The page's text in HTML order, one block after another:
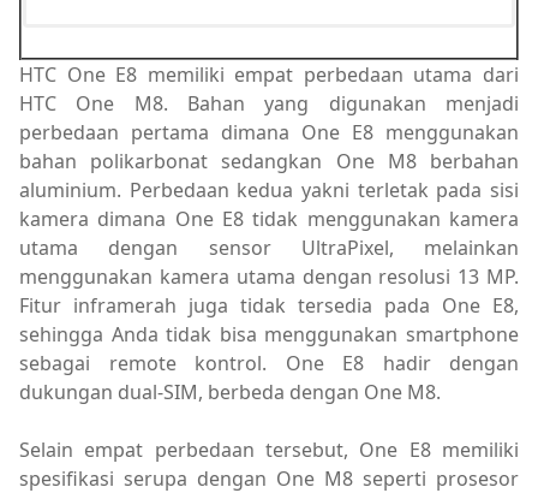
HTC One E8 memiliki empat perbedaan utama dari
HTC One M8. Bahan yang digunakan menjadi
perbedaan pertama dimana One E8 menggunakan
bahan polikarbonat sedangkan One M8 berbahan
aluminium. Perbedaan kedua yakni terletak pada sisi
kamera dimana One E8 tidak menggunakan kamera
utama dengan sensor UltraPixel, melainkan
menggunakan kamera utama dengan resolusi 13 MP.
Fitur inframerah juga tidak tersedia pada One E8,
sehingga Anda tidak bisa menggunakan smartphone
sebagai remote kontrol. One E8 hadir dengan
dukungan dual-SIM, berbeda dengan One M8.
Selain empat perbedaan tersebut, One E8 memiliki
spesifikasi serupa dengan One M8 seperti prosesor